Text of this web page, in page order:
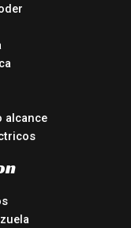
alcance